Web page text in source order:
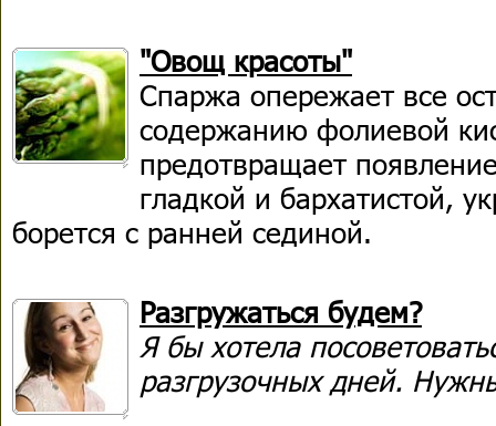
"Овощ красоты"
Спаржа опережает все
содержанию фолиевой
предотвращает
гладкой и бархатистой,
борется с ранней сединой.
Разгружаться будем?
Я бы хотела
разгрузочных дней.